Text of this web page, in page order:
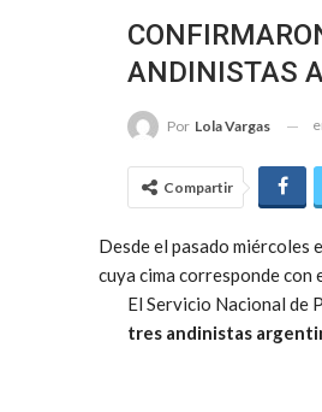
ANDINISTAS
Por Lola Vargas
Compartir
Desde el pasado miércoles
cuya cima corresponde
El Servicio Nacional de
tres andinistas